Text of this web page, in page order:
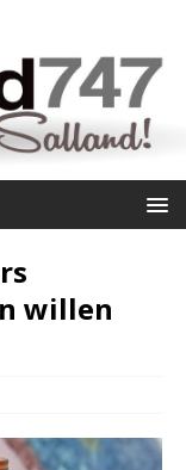
willen